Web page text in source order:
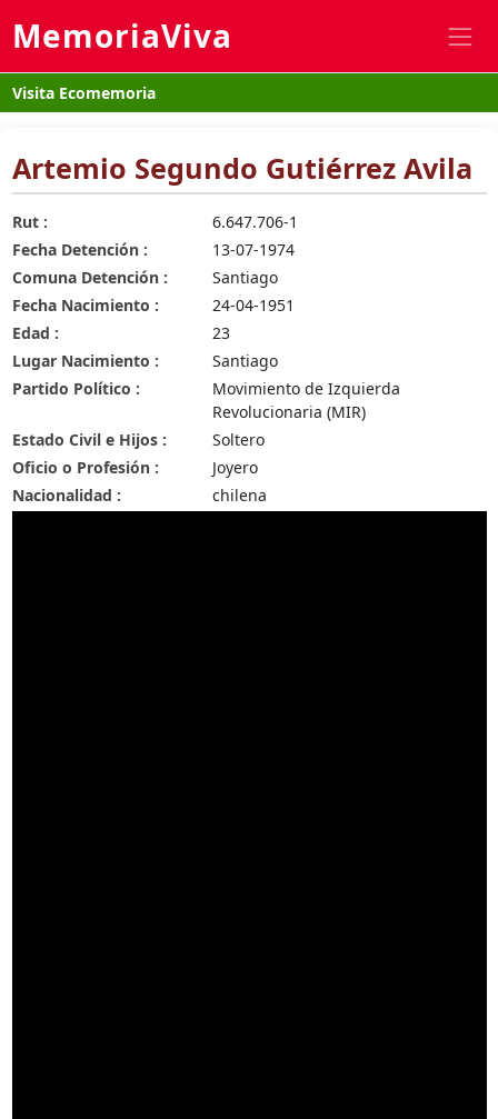
MemoriaViva
Visita Ecomemoria
Artemio Segundo Gutiérrez Avila
Rut :
6.647.706-1
Fecha Detención :
13-07-1974
Comuna Detención :
Santiago
Fecha Nacimiento :
24-04-1951
Edad :
23
Lugar Nacimiento :
Santiago
Partido Político :
Movimiento de Izquierda
Revolucionaria (MIR)
Estado Civil e Hijos :
Soltero
Oficio o Profesión :
Joyero
Nacionalidad :
chilena